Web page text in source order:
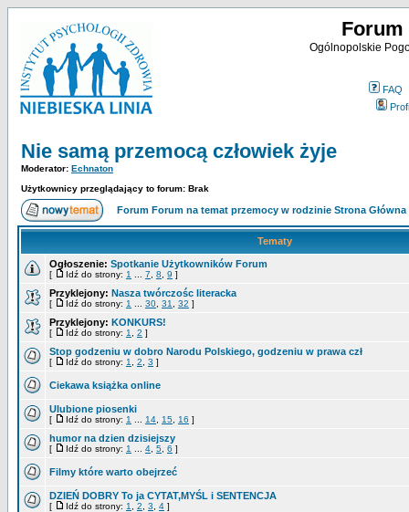
Forum
Ogólnopolskie
FAQ
Nie samą przemocą człowiek żyje
Moderator: Echnaton
Użytkownicy przeglądający to forum: Brak
Forum Forum na temat przemocy w rodzinie Strona Główna
Tematy
Ogłoszenie: Spotkanie Użytkowników Forum
[ Idź do strony: 1 7 8 9 ]
Przyklejony: Nasza twórczośc literacka
[ Idź do strony: 1 30 31 32 ]
Przyklejony: KONKURS!
[ Idź do strony: 1 2 ]
Stop godzeniu w dobro Narodu Polskiego, godzeniu w prawa czł
[ Idź do strony: 1 2 3 ]
Ciekawa książka online
Ulubione piosenki
[ Idź do strony: 1 14 15 16 ]
humor na dzien dzisiejszy
[ Idź do strony: 1 4 5 6 ]
Filmy które warto obejrzeć
DZIEŃ DOBRY To ja CYTAT,MYŚL i SENTENCJA
[ Idź do strony: 1 2 3 4 ]